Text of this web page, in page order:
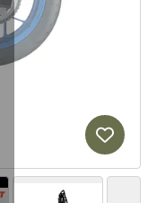
Produkt